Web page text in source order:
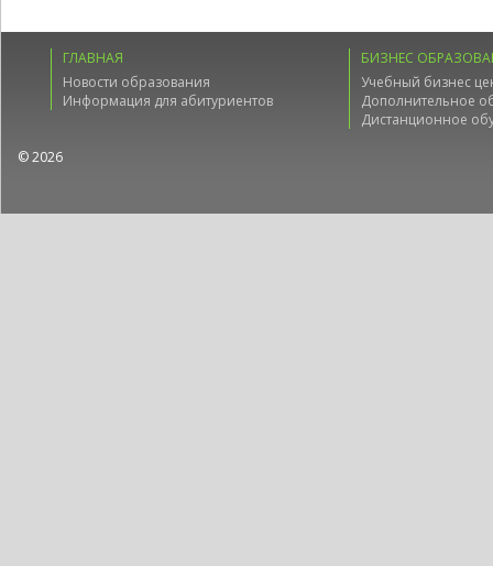
ГЛАВНАЯ
Новости образования
Информация для абитуриентов
БИЗНЕС
Учебный бизнес
Дополнительное
Дистанционное
© 2026